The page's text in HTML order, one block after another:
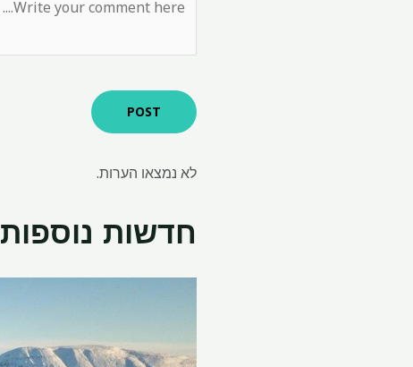
לא נמצאו הערות.
חדשות נוספות